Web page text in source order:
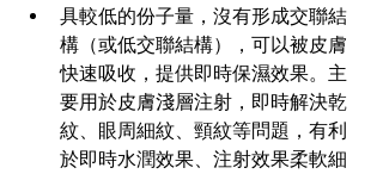
具較低的份子量，沒有形成交聯結
構（或低交聯結構），可以被皮膚
快速吸收，提供即時保濕效果。主
要用於皮膚淺層注射，即時解決乾
紋、眼周細紋、頸紋等問題，有利
於即時水潤效果、注射效果柔軟細